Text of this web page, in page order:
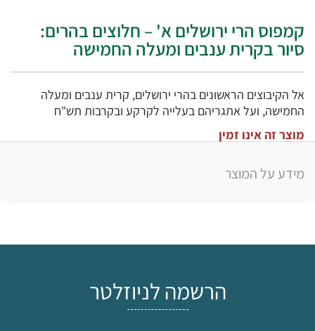
קמפוס הרי ירושלים א' – חלוצים בהרים:
סיור בקרית ענבים ומעלה החמישה
אל הקיבוצים הראשונים בהרי ירושלים, קרית ענבים ומעלה
החמישה, ועל אתגריהם בעלייה לקרקע ובקרבות תש"ח
מוצר זה אינו זמין
מידע על המוצר
הרשמה לניוזלטר